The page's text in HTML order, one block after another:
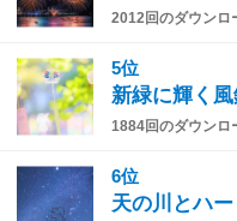
2012回のダウンロ
5位
新緑に輝く
1884回のダウンロ
6位
天の川とハ